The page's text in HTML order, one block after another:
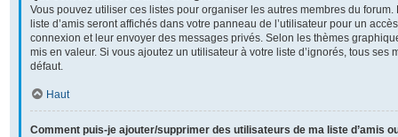
Vous pouvez utiliser ces listes pour organiser les autres membres du
liste d’amis seront affichés dans votre panneau de l’utilisateur pour un
connexion et leur envoyer des messages privés. Selon les thèmes
mis en valeur. Si vous ajoutez un utilisateur à votre liste d’ignorés, tous ses
défaut.
Haut
Comment puis-je ajouter/supprimer des utilisateurs de ma liste d’amis